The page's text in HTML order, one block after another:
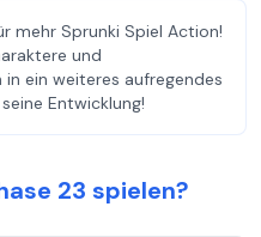
mehr Sprunki Spiel Action!
und
in ein weiteres aufregendes
Entwicklung!
23 spielen?